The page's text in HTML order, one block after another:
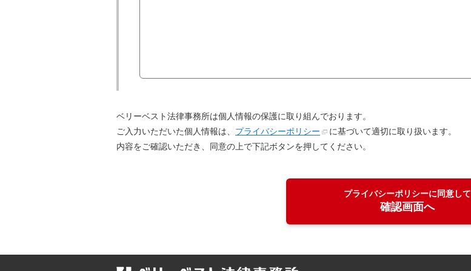
ベリーベスト法律事務所は個人情報の保護に取り組んでおります。
ご入力いただいた個人情報は、 プライバシーポリシー
に基づいて適切に取り扱います。
内容をご確認いただき、同意の上で下記ボタンを押してください。
プライバシーポリシーに同意して
確認画面へ